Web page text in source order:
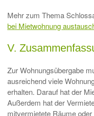
Mehr zum Thema
bei Mietwohnung
V.
Zur Wohnungsübergabe
ausreichend viele
erhalten. Darauf hat der
Außerdem hat der
mitvermietete Räume